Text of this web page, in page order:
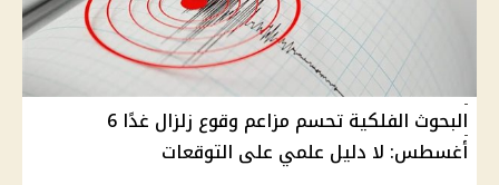
البحوث الفلكية تحسم مزاعم وقوع زلزال غدًا 6
أغسطس: لا دليل علمي على التوقعات